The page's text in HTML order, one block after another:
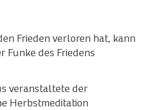
Frieden verloren hat, kann
Funke des Friedens
veranstaltete der
Herbstmeditation